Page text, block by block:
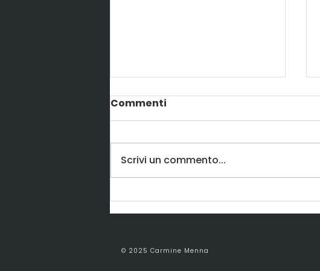
Come mantenersi in
forma
Commenti
Scrivi un commento...
© 2025 Carmine Menna